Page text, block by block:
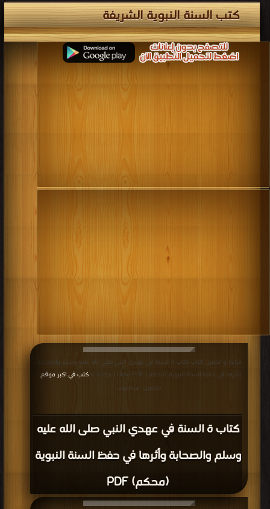
.
كتب السنة النبوية الشريفة
كتاب ة السنة في عهدي النبي صلى الله عليه
وسلم والصحابة وأثرها في حفظ السنة النبوية
(محكم) PDF
قراءة و تحميل كتاب كتاب ة السنة في عهدي النبي صلى الله عليه وسلم والصحابة
وأثرها في حفظ السنة النبوية (محكم) PDF مجانا | مكتبة >
كتب في اكبر موقع
التحميل : مرة/مرات